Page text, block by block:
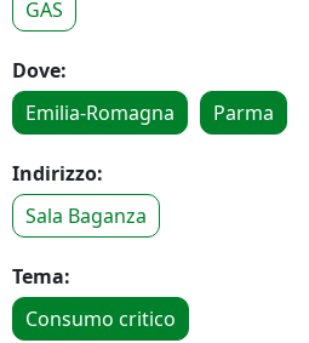
GAS
Dove:
Emilia-Romagna
Parma
Indirizzo:
Sala Baganza
Tema:
Consumo critico